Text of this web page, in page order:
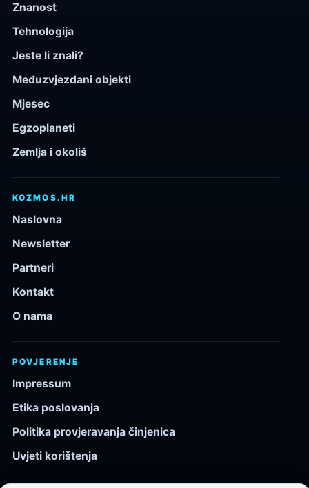
Znanost
Tehnologija
Jeste li znali?
Međuzvjezdani objekti
Mjesec
Egzoplaneti
Zemlja i okoliš
KOZMOS.HR
Naslovna
Newsletter
Partneri
Kontakt
O nama
POVJERENJE
Impressum
Etika poslovanja
Politika provjeravanja činjenica
Uvjeti korištenja